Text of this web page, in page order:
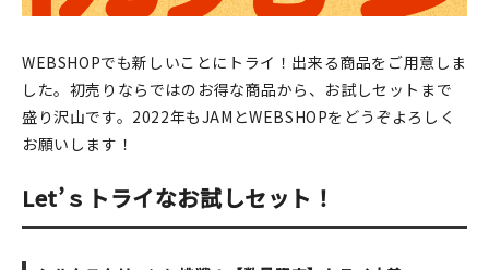
雑貨
はんこ
JAMグッズ
WEBSHOPでも新しいことにトライ！出来る商品をご用意しま
した。初売りならではのお得な商品から、お試しセットまで
盛り沢山です。2022年もJAMとWEBSHOPをどうぞよろしく
お願いします！
Let’ｓトライなお試しセット！